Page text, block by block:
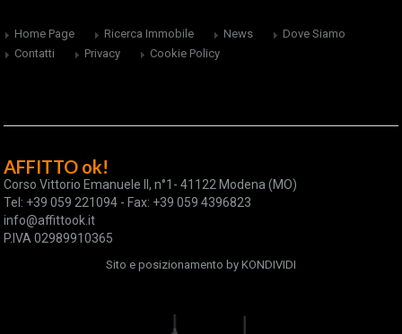
Home Page Ricerca Immobile News
Dove Siamo
Contatti
Privacy Cookie Policy
AFFITTO ok!
Corso Vittorio Emanuele II, n°1- 41122 Modena (MO)
Tel: +39 059 221094 - Fax: +39 059 4396823
info@affittook.it
P.IVA 02989910365
Sito e posizionamento by KONDIVIDI